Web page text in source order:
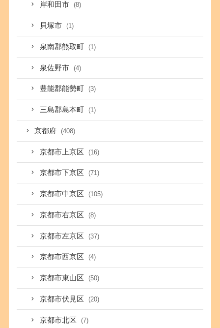
岸和田市 (8)
貝塚市 (1)
泉南郡熊取町 (1)
泉佐野市 (4)
豊能郡能勢町 (3)
三島郡島本町 (1)
京都府 (408)
京都市上京区 (16)
京都市下京区 (71)
京都市中京区 (105)
京都市右京区 (8)
京都市左京区 (37)
京都市西京区 (4)
京都市東山区 (50)
京都市伏見区 (20)
京都市北区 (7)